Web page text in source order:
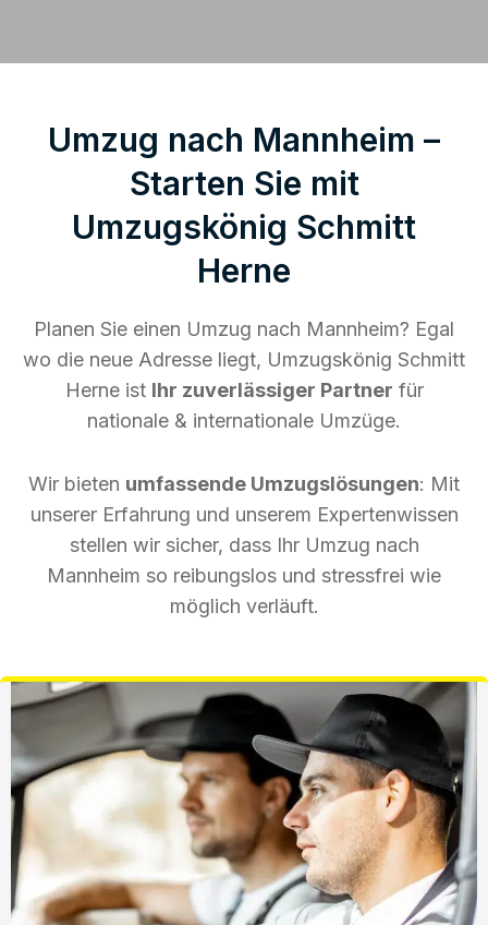
Umzug nach Mannheim –
Starten Sie mit
Umzugskönig Schmitt
Herne
Planen Sie einen Umzug nach Mannheim? Egal
wo die neue Adresse liegt, Umzugskönig Schmitt
Herne ist Ihr zuverlässiger Partner für
nationale & internationale Umzüge.
Wir bieten umfassende Umzugslösungen: Mit
unserer Erfahrung und unserem Expertenwissen
stellen wir sicher, dass Ihr Umzug nach
Mannheim so reibungslos und stressfrei wie
möglich verläuft.